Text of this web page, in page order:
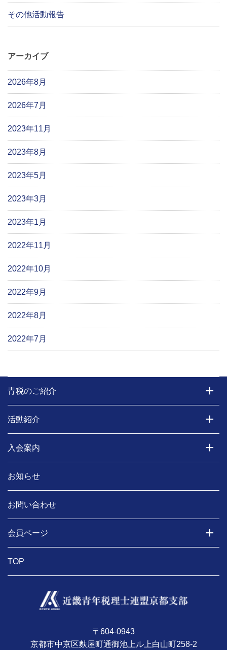
その他活動報告
アーカイブ
2026年8月
2026年7月
2023年11月
2023年8月
2023年5月
2023年3月
2023年1月
2022年11月
2022年10月
2022年9月
2022年8月
2022年7月
青税のご紹介
活動紹介
入会案内
お知らせ
お問い合わせ
会員ページ
TOP
〒604-0943
京都市中京区麩屋町通御池上ル上白山町258-2